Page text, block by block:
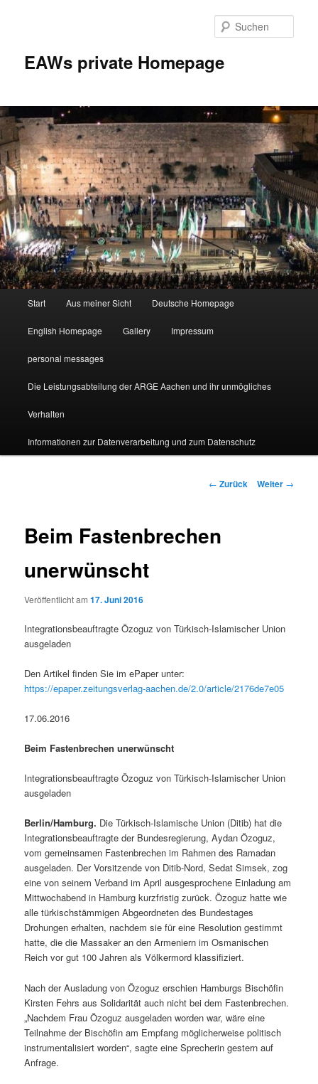
EAWs private Homepage
Start Aus meiner Sicht Deutsche Homepage
English Homepage Gallery Impressum
personal messages
Die Leistungsabteilung der ARGE Aachen und ihr unmögliches
Verhalten
Informationen zur Datenverarbeitung und zum Datenschutz
Beitragsnavigation
← Zurück Weiter →
Beim Fastenbrechen
unerwünscht
Veröffentlicht am17. Juni 2016
Integrationsbeauftragte Özoguz von Türkisch-Islamischer Union
ausgeladen
Den Artikel finden Sie im ePaper unter:
https://epaper.zeitungsverlag-aachen.de/2.0/article/2176de7e05
17.06.2016
Beim Fastenbrechen unerwünscht
Integrationsbeauftragte Özoguz von Türkisch-Islamischer Union
ausgeladen
Berlin/Hamburg. Die Türkisch-Islamische Union (Ditib) hat die
Integrationsbeauftragte der Bundesregierung, Aydan Özoguz,
vom gemeinsamen Fastenbrechen im Rahmen des Ramadan
ausgeladen. Der Vorsitzende von Ditib-Nord, Sedat Simsek, zog
eine von seinem Verband im April ausgesprochene Einladung am
Mittwochabend in Hamburg kurzfristig zurück. Özoguz hatte wie
alle türkischstämmigen Abgeordneten des Bundestages
Drohungen erhalten, nachdem sie für eine Resolution gestimmt
hatte, die die Massaker an den Armeniern im Osmanischen
Reich vor gut 100 Jahren als Völkermord klassifiziert.
Nach der Ausladung von Özoguz erschien Hamburgs Bischöfin
Kirsten Fehrs aus Solidarität auch nicht bei dem Fastenbrechen.
„Nachdem Frau Özoguz ausgeladen worden war, wäre eine
Teilnahme der Bischöfin am Empfang möglicherweise politisch
instrumentalisiert worden“, sagte eine Sprecherin gestern auf
Anfrage.